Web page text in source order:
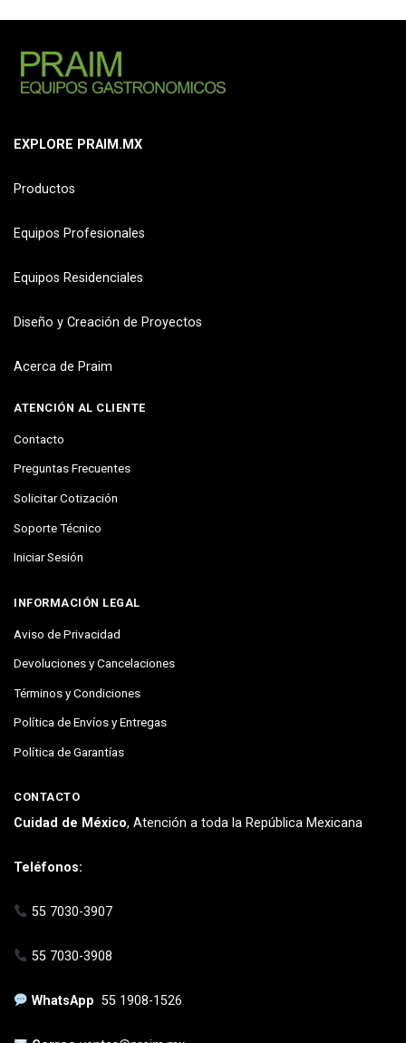
EXPLORE PRAIM.MX
Productos
Equipos Profesionales
Equipos Residenciales
Diseño y Creación de Proyectos
Acerca de Praim
ATENCIÓN AL CLIENTE
Contacto
Preguntas Frecuentes
Solicitar Cotización
Soporte Técnico
Iniciar Sesión
INFORMACIÓN LEGAL
Aviso de Privacidad
Devoluciones y Cancelaciones
Términos y Condiciones
Política de Envíos y Entregas
Política de Garantías
CONTACTO
Cuidad de México, Atención a toda la República Mexicana
Teléfonos:
55 7030-3907
55 7030-3908
WhatsApp55 1908-1526